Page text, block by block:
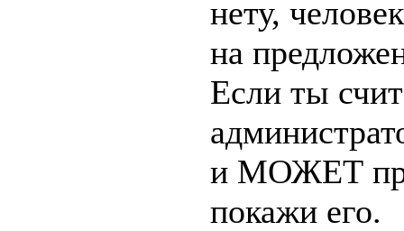
нету,
на
Если ты
и МОЖЕТ
покажи его.